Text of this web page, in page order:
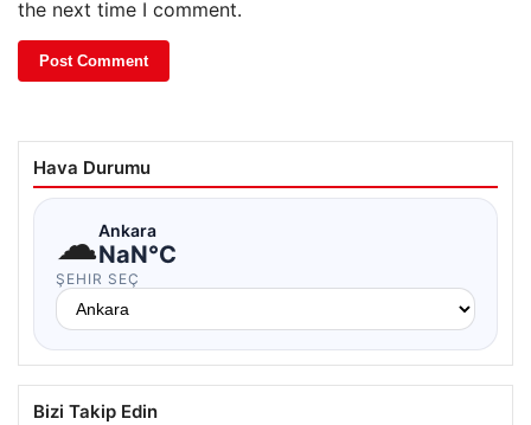
the next time I comment.
Hava Durumu
☁Ankara
NaN°C
ŞEHIR SEÇ
Bizi Takip Edin